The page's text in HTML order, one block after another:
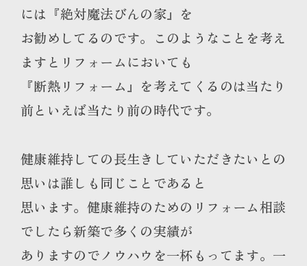
には『絶対魔法びんの家』を
お勧めしてるのです。このようなことを考え
ますとリフォームにおいても
『断熱リフォーム』を考えてくるのは当たり
前といえば当たり前の時代です。
健康維持しての長生きしていただきたいとの
思いは誰しも同じことであると
思います。健康維持のためのリフォーム相談
でしたら新築で多くの実績が
ありますのでノウハウを一杯もってます。一